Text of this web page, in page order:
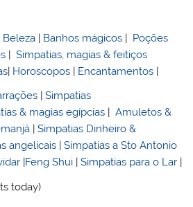
Beleza | Banhos mágicos | Poções
|Simpatias, magias & feitiços
| Horoscopos | Encantamentos |
|Simpatias
& magias egípcias |Amuletos &
|Simpatias Dinheiro &
angelicais |Simpatias a Sto Antonio
Feng Shui |Simpatias para o Lar
today)